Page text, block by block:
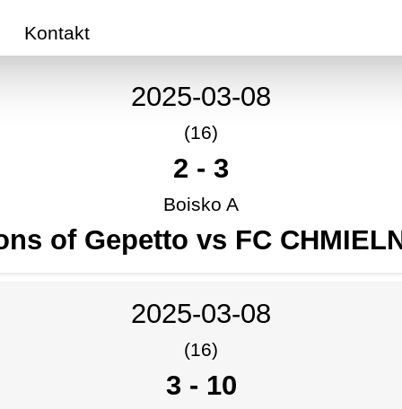
Kontakt
2025-03-08
(16)
2 - 3
Boisko A
of Gepetto vs FC
2025-03-08
(16)
3- 10